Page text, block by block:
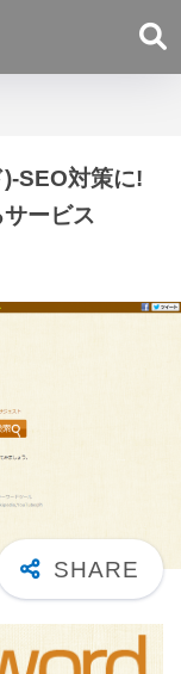
SEO対策に!
ービス